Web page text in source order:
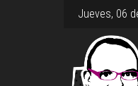
Jueves, 06